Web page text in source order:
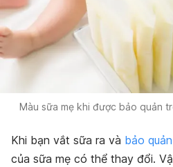
Màu sữa mẹ khi được bảo quản
Khi bạn vắt sữa ra và bảo quản
của sữa mẹ có thể thay đổi.